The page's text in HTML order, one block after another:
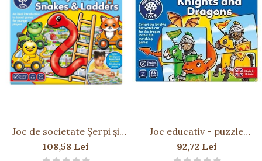
Joc de societate Șerpi și
Scări MY FIRST SNAKES
AND LADDERS
108,58 Lei
Joc educativ - puzzle
Cavaleri și Dragoni
KNIGHTS AND DRAGONS
92,72 Lei